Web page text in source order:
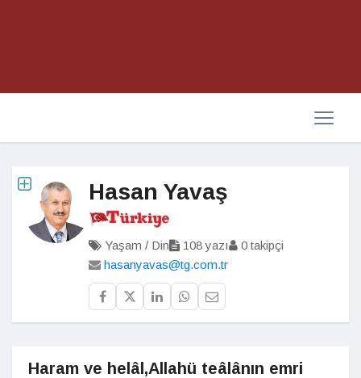
Hasan Yavaş
Yaşam / Din 108 yazı
0 takipçi
hasanyavas@tg.com.tr
Haram ve helâl,Allahü teâlânın emri